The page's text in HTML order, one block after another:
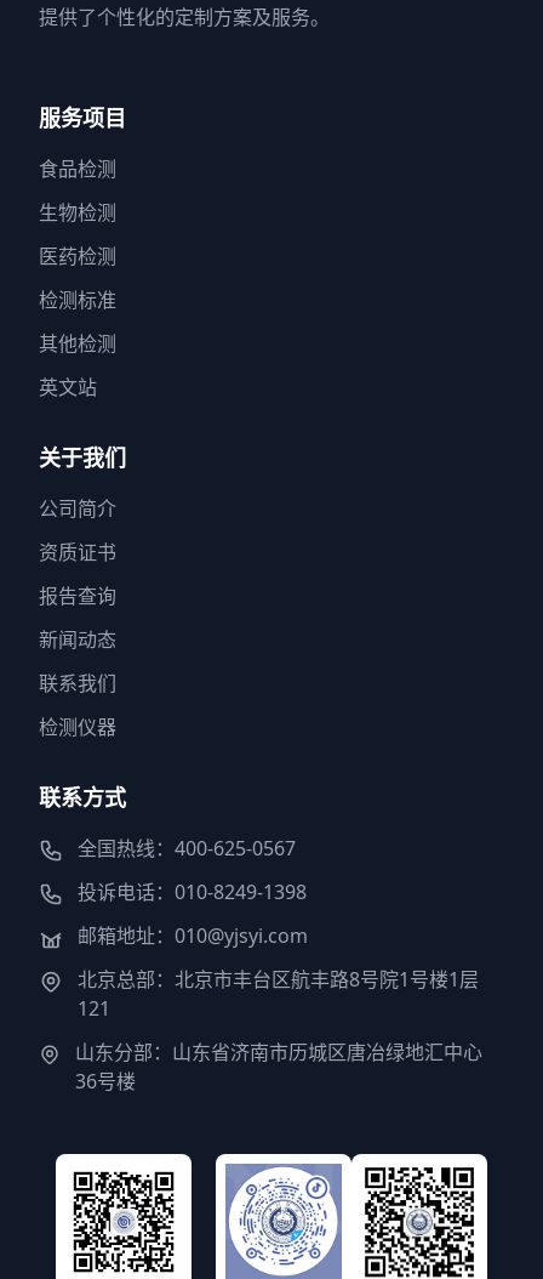
提供了个性化的定制方案及服务。
服务项目
食品检测
生物检测
医药检测
检测标准
其他检测
英文站
关于我们
公司简介
资质证书
报告查询
新闻动态
联系我们
检测仪器
联系方式
全国热线：400-625-0567
投诉电话：010-8249-1398
邮箱地址：010@yjsyi.com
北京总部：北京市丰台区航丰路8号院1号楼1层
121
山东分部：山东省济南市历城区唐冶绿地汇中心
36号楼